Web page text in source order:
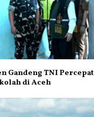
Gandeng TNI Percepat
di Aceh